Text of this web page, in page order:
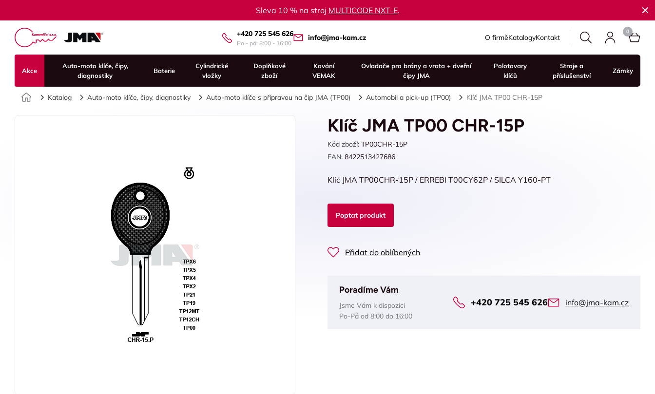
Sleva 10 % na stroj MULTICODE NXT-E.
+420 725 545 626
Po - pá: 8:00 - 16:00
info@jma-kam.cz O firměKatalogyKontakt
Akce
Auto-moto klíče, čipy,
diagnostiky
Baterie
Cylindrické
vložky
Doplňkové
zboží
Kování
VEMAK
Ovladače pro brány a vrata + dveřní
čipy JMA
Polotovary
klíčů
Stroje a
příslušenství
Zámky
Úvod
Katalog Auto-moto klíče, čipy, diagnostiky Auto-moto klíče s přípravou na čip JMA (TP00) Automobil a pick-up (TP00) Klíč JMA TP00 CHR-15P
Klíč JMA TP00 CHR-15P
Kód zboží: TP00CHR-15P
EAN: 8422513427686
Klíč JMA TP00CHR-15P / ERREBI T00CY62P / SILCA Y160-PT
Poptat produkt
Přidat do oblíbených
Poradíme Vám
Jsme Vám k dispozici
Po-Pá od 8:00 do 16:00
+420 725 545 626 info@jma-kam.cz